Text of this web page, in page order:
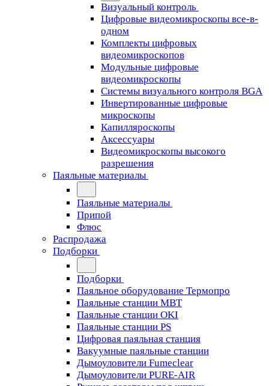
Визуальный контроль
Цифровые видеомикроскопы все-в-
одном
Комплекты цифровых
видеомикроскопов
Модульные цифровые
видеомикроскопы
Cистемы визуального контроля BGA
Инвертированные цифровые
микроскопы
Капилляроскопы
Аксессуары
Видеомикроскопы высокого
разрешения
Паяльные материалы
Паяльные материалы
Припой
Флюс
Распродажа
Подборки
Подборки
Паяльное оборудование Термопро
Паяльные станции MBT
Паяльные станции OKI
Паяльные станции PS
Цифровая паяльная станция
Вакуумные паяльные станции
Дымоуловители Fumeclear
Дымоуловители PURE-AIR